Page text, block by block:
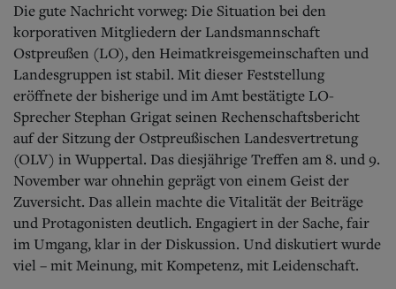
Die gute Nachricht vorweg: Die Situation bei den
korporativen Mitgliedern der Landsmannschaft
Ostpreußen (LO), den Heimatkreisgemeinschaften und
Landesgruppen ist stabil. Mit dieser Feststellung
eröffnete der bisherige und im Amt bestätigte LO-
Sprecher Stephan Grigat seinen Rechenschaftsbericht
auf der Sitzung der Ostpreußischen Landesvertretung
(OLV) in Wuppertal. Das diesjährige Treffen am 8. und 9.
November war ohnehin geprägt von einem Geist der
Zuversicht. Das allein machte die Vitalität der Beiträge
und Protagonisten deutlich. Engagiert in der Sache, fair
im Umgang, klar in der Diskussion. Und diskutiert wurde
viel – mit Meinung, mit Kompetenz, mit Leidenschaft.